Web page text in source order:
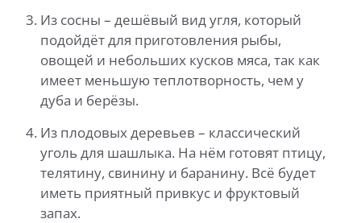
Из сосны – дешёвый вид угля, который
подойдёт для приготовления рыбы,
овощей и небольших кусков мяса, так как
имеет меньшую теплотворность, чем у
дуба и берёзы.
Из плодовых деревьев – классический
уголь для шашлыка. На нём готовят птицу,
телятину, свинину и баранину. Всё будет
иметь приятный привкус и фруктовый
запах.